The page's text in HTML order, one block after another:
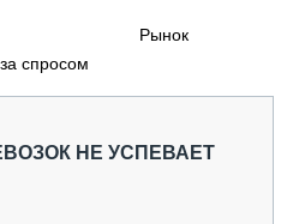
Рынок
спросом
НЕ УСПЕВАЕТ